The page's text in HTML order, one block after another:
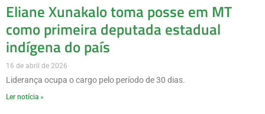
Eliane Xunakalo toma posse em MT
como primeira deputada estadual
indígena do país
16 de abril de 2026
Liderança ocupa o cargo pelo período de 30 dias.
Ler notícia »